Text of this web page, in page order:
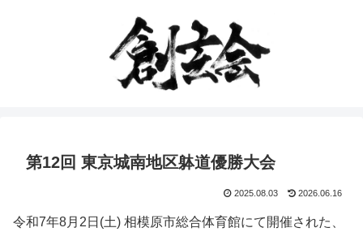
第12回 東京城南地区躰道優勝大会
2025.08.03 2026.06.16
令和7年8月2日(土) 相模原市総合体育館にて開催された、